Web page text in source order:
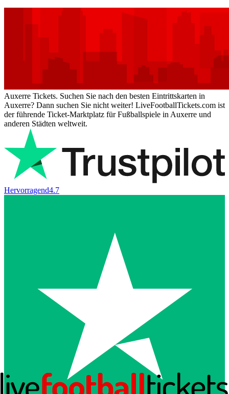
Auxerre Tickets. Suchen Sie nach den besten Eintrittskarten in
Auxerre? Dann suchen Sie nicht weiter! LiveFootballTickets.com ist
der führende Ticket-Marktplatz für Fußballspiele in Auxerre und
anderen Städten weltweit.
Hervorragend4.7